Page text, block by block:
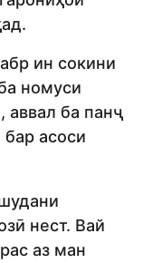
ин сокини
номуси
аввал ба панҷ
асоси
нест. Вай
аз ман